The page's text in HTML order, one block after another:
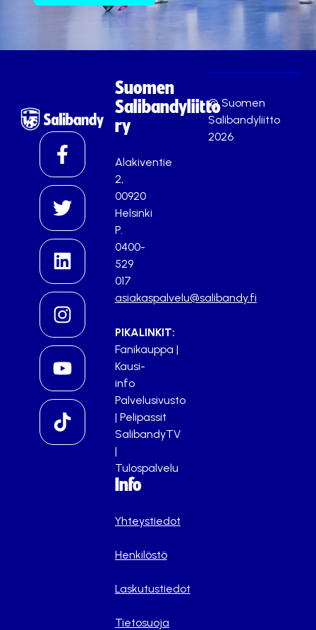
Suomen
Salibandyliitto
ry
Alakiventie
2,
00920
Helsinki
P.
0400-
529
017
asiakaspalvelu@salibandy.fi
PIKALINKIT:
Fanikauppa |
Kausi-
info
Palvelusivusto
| Pelipassit
SalibandyTV
|
Tulospalvelu
Info
Yhteystiedot
Henkilöstö
Laskutustiedot
Tietosuoja
© Suomen
Salibandyliitto
2026